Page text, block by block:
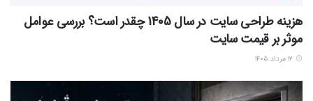
هزینه طراحی سایت در سال 1405 چقدر است؟ بررسی عوامل
موثر بر قیمت سایت